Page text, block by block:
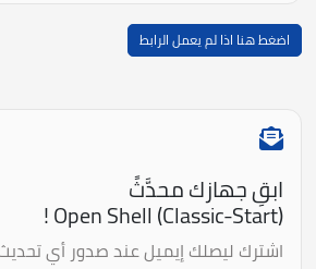
اضغط هنا اذا لم يعمل الرابط
ابقِ جهازك محدَّثً
Open Shell (Classic-Start) !
اشترك ليصلك إيميل عند صدور أي تحديث